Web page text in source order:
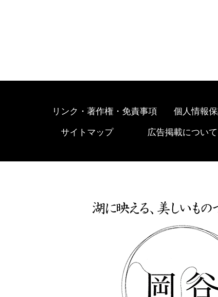
リンク・著作権・免責事項 個人情報
サイトマップ 広告掲載について